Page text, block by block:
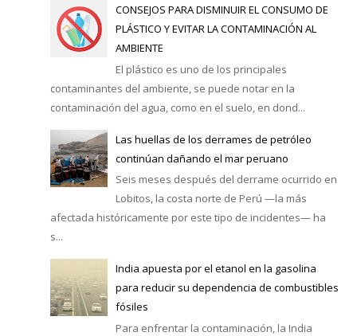
CONSEJOS PARA DISMINUIR EL CONSUMO DE
PLÁSTICO Y EVITAR LA CONTAMINACIÓN AL
AMBIENTE
El plástico es uno de los principales
contaminantes del ambiente, se puede notar en la
contaminación del agua, como en el suelo, en dond...
Las huellas de los derrames de petróleo
continúan dañando el mar peruano
Seis meses después del derrame ocurrido en
Lobitos, la costa norte de Perú —la más
afectada históricamente por este tipo de incidentes— ha
s...
India apuesta por el etanol en la gasolina
para reducir su dependencia de combustibles
fósiles
Para enfrentar la contaminación, la India